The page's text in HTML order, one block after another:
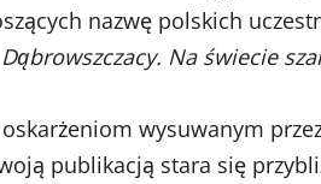
nazwę polskich
Dąbrowszczacy. Na świecie
wysuwanym
publikacją stara się